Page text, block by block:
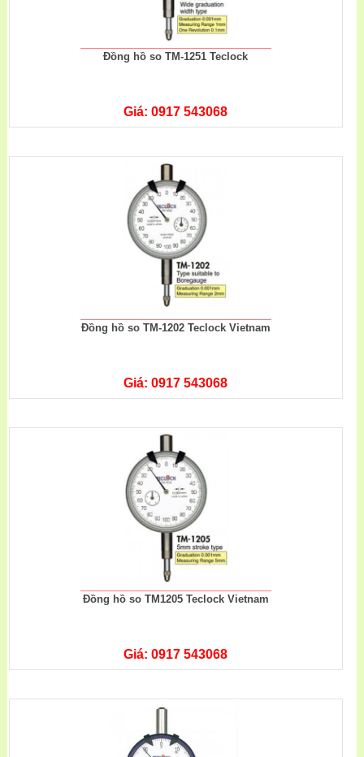
Đồng hồ so TM-1251 Teclock
Giá: 0917 543068
Đồng hồ so TM-1202 Teclock Vietnam
Giá: 0917 543068
Đồng hồ so TM1205 Teclock Vietnam
Giá: 0917 543068